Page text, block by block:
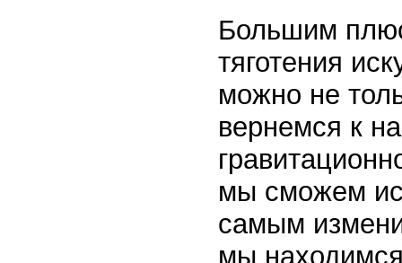
Большим
тяготения
можно не
вернемся к
мы сможем
самым
мы